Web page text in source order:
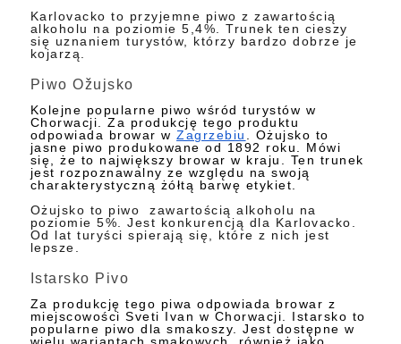
Karlovacko to przyjemne piwo z zawartością
alkoholu na poziomie 5,4%. Trunek ten cieszy
się uznaniem turystów, którzy bardzo dobrze je
kojarzą.
Piwo Ožujsko
Kolejne popularne piwo wśród turystów w
Chorwacji. Za produkcję tego produktu
odpowiada browar wZagrzebiu . Ożujsko to
jasne piwo produkowane od 1892 roku. Mówi
się, że to największy browar w kraju. Ten trunek
jest rozpoznawalny ze względu na swoją
charakterystyczną żółtą barwę etykiet.
Ożujsko to piwo zawartością alkoholu na
poziomie 5%. Jest konkurencją dla Karlovacko.
Od lat turyści spierają się, które z nich jest
lepsze.
Istarsko Pivo
Za produkcję tego piwa odpowiada browar z
miejscowości Sveti Ivan w Chorwacji. Istarsko to
popularne piwo dla smakoszy. Jest dostępne w